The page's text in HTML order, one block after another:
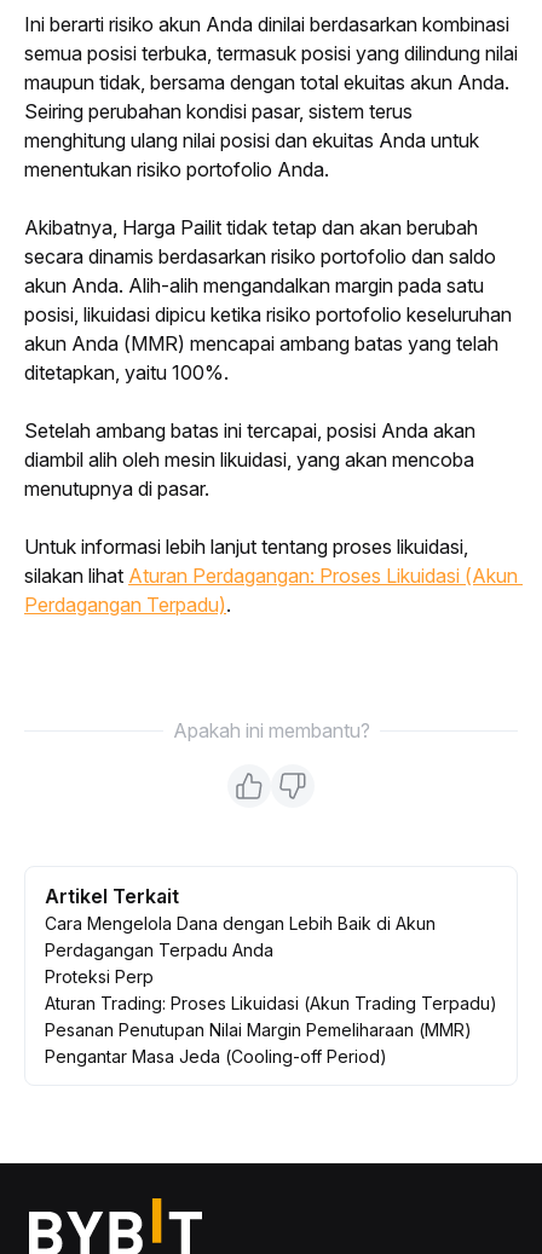
Ini berarti risiko akun Anda dinilai berdasarkan kombinasi
semua posisi terbuka, termasuk posisi yang dilindung nilai
maupun tidak, bersama dengan total ekuitas akun Anda.
Seiring perubahan kondisi pasar, sistem terus
menghitung ulang nilai posisi dan ekuitas Anda untuk
menentukan risiko portofolio Anda.
Akibatnya, Harga Pailit tidak tetap dan akan berubah
secara dinamis berdasarkan risiko portofolio dan saldo
akun Anda. Alih-alih mengandalkan margin pada satu
posisi, likuidasi dipicu ketika risiko portofolio keseluruhan
akun Anda (MMR) mencapai ambang batas yang telah
ditetapkan, yaitu 100%.
Setelah ambang batas ini tercapai, posisi Anda akan
diambil alih oleh mesin likuidasi, yang akan mencoba
menutupnya di pasar.
Untuk informasi lebih lanjut tentang proses likuidasi,
silakan lihat Aturan Perdagangan: Proses Likuidasi (Akun
Perdagangan Terpadu).
Apakah ini membantu?
Artikel Terkait
Cara Mengelola Dana dengan Lebih Baik di Akun
Perdagangan Terpadu Anda
Proteksi Perp
Aturan Trading: Proses Likuidasi (Akun Trading Terpadu)
Pesanan Penutupan Nilai Margin Pemeliharaan (MMR)
Pengantar Masa Jeda (Cooling-off Period)